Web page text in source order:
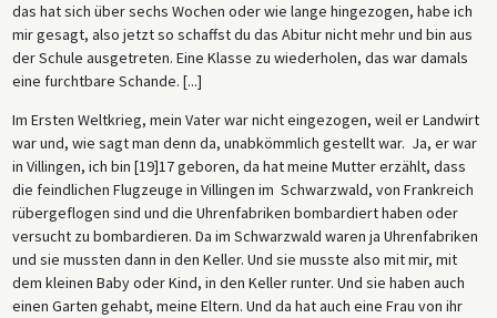
das hat sich über sechs Wochen oder wie lange hingezogen, habe ich
mir gesagt, also jetzt so schaffst du das Abitur nicht mehr und bin aus
der Schule ausgetreten. Eine Klasse zu wiederholen, das war damals
eine furchtbare Schande. [...]
Im Ersten Weltkrieg, mein Vater war nicht eingezogen, weil er Landwirt
war und, wie sagt man denn da, unabkömmlich gestellt war. Ja, er war
in Villingen, ich bin [19]17 geboren, da hat meine Mutter erzählt, dass
die feindlichen Flugzeuge in Villingen im Schwarzwald, von Frankreich
rübergeflogen sind und die Uhrenfabriken bombardiert haben oder
versucht zu bombardieren. Da im Schwarzwald waren ja Uhrenfabriken
und sie mussten dann in den Keller. Und sie musste also mit mir, mit
dem kleinen Baby oder Kind, in den Keller runter. Und sie haben auch
einen Garten gehabt, meine Eltern. Und da hat auch eine Frau von ihr